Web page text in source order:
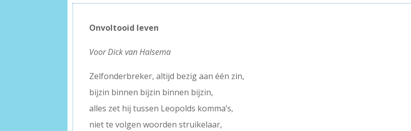
Onvoltooid leven
Voor Dick van Halsema
Zelfonderbreker, altijd bezig aan één zin,
bijzin binnen bijzin binnen bijzin,
alles zet hij tussen Leopolds komma’s,
niet te volgen woorden struikelaar,